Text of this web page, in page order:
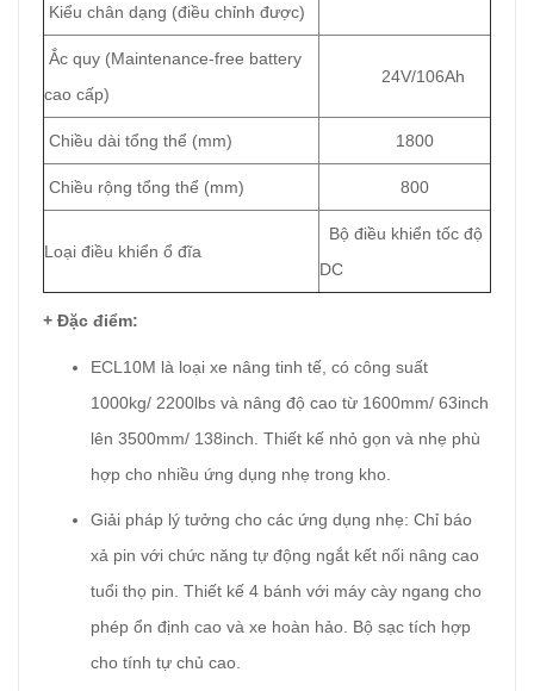
Kiểu chân dạng (điều chỉnh được)
Ắc quy (Maintenance-free battery
cao cấp)
24V/106Ah
Chiều dài tổng thể (mm) 1800
Chiều rộng tổng thể (mm) 800
Loại điều khiển ổ đĩa
Bộ điều khiển tốc độ
DC
+ Đặc điểm:
ECL10M là loại xe nâng tinh tế, có công suất
1000kg/ 2200lbs và nâng độ cao từ 1600mm/ 63inch
lên 3500mm/ 138inch. Thiết kế nhỏ gọn và nhẹ phù
hợp cho nhiều ứng dụng nhẹ trong kho.
Giải pháp lý tưởng cho các ứng dụng nhẹ: Chỉ báo
xả pin với chức năng tự động ngắt kết nối nâng cao
tuổi thọ pin. Thiết kế 4 bánh với máy cày ngang cho
phép ổn định cao và xe hoàn hảo. Bộ sạc tích hợp
cho tính tự chủ cao.